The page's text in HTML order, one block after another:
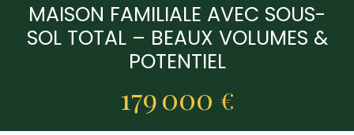
​​​​MAISON FAMILIALE AVEC SOUS-
SOL TOTAL – BEAUX VOLUMES &
POTENTIEL
179 000 €